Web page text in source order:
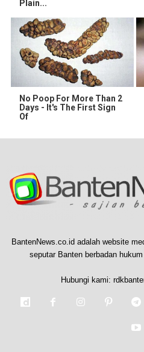
Plain...
No Poop For More Than 2
Days - It's The First Sign
Of
BantenNews.co.id adalah website
seputar Banten berbadan
Hubungi kami: